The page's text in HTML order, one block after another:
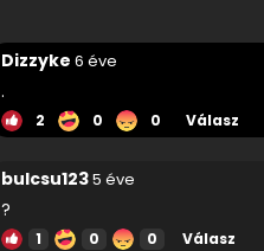
Dizzyke 6 éve
.
2 0 0 Válasz
bulcsu1235 éve
?
1 0 0 Válasz